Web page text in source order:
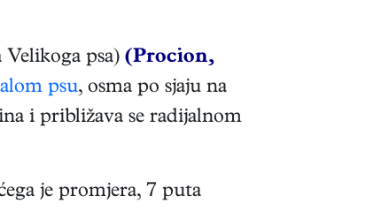
psa) (Procion,
psu, osma po sjaju na
i približava se radijalnom
je promjera, 7 puta